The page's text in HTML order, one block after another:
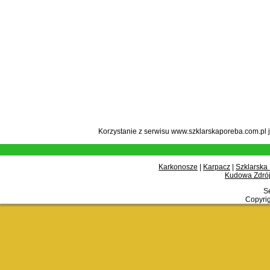
Korzystanie z serwisu
Karkonosze Karpacz
Szklarska
Kudowa